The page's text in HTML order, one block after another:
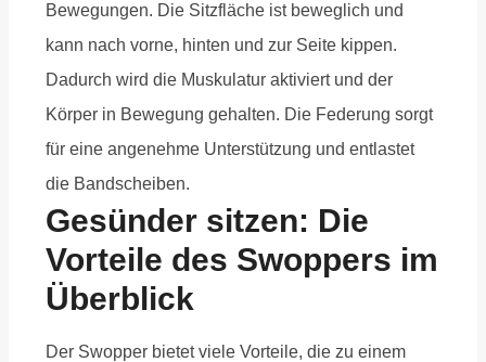
Bewegungen. Die Sitzfläche ist beweglich und
kann nach vorne, hinten und zur Seite kippen.
Dadurch wird die Muskulatur aktiviert und der
Körper in Bewegung gehalten. Die Federung sorgt
für eine angenehme Unterstützung und entlastet
die Bandscheiben.
Gesünder sitzen: Die
Vorteile des Swoppers im
Überblick
Der Swopper bietet viele Vorteile, die zu einem